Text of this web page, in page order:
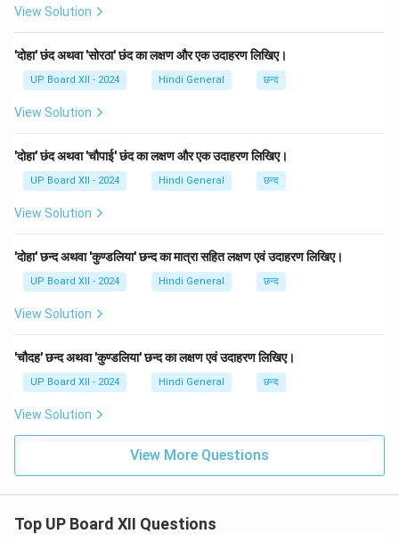
View Solution
'दोहा' छंद अथवा 'सोरठा' छंद का लक्षण और एक उदाहरण लिखिए।
UP Board XII - 2024 Hindi General छन्द
View Solution
'दोहा' छंद अथवा 'चौपाई' छंद का लक्षण और एक उदाहरण लिखिए।
UP Board XII - 2024 Hindi General छन्द
View Solution
'दोहा' छन्द अथवा 'कुण्डलिया' छन्द का मात्रा सहित लक्षण एवं उदाहरण लिखिए।
UP Board XII - 2024 Hindi General छन्द
View Solution
'चौदह' छन्द अथवा 'कुण्डलिया' छन्द का लक्षण एवं उदाहरण लिखिए।
UP Board XII - 2024 Hindi General छन्द
View Solution
View More Questions
Top UP Board XII Questions